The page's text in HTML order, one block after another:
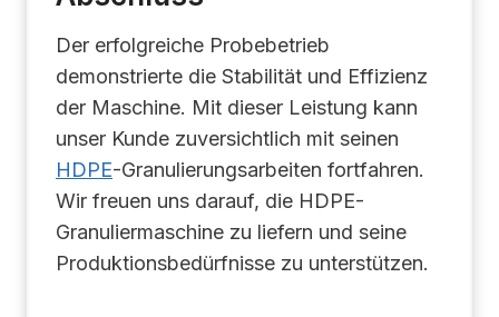
Der erfolgreiche Probebetrieb
demonstrierte die Stabilität und Effizienz
der Maschine. Mit dieser Leistung kann
unser Kunde zuversichtlich mit seinen
HDPE-Granulierungsarbeiten fortfahren.
Wir freuen uns darauf, die HDPE-
Granuliermaschine zu liefern und seine
Produktionsbedürfnisse zu unterstützen.